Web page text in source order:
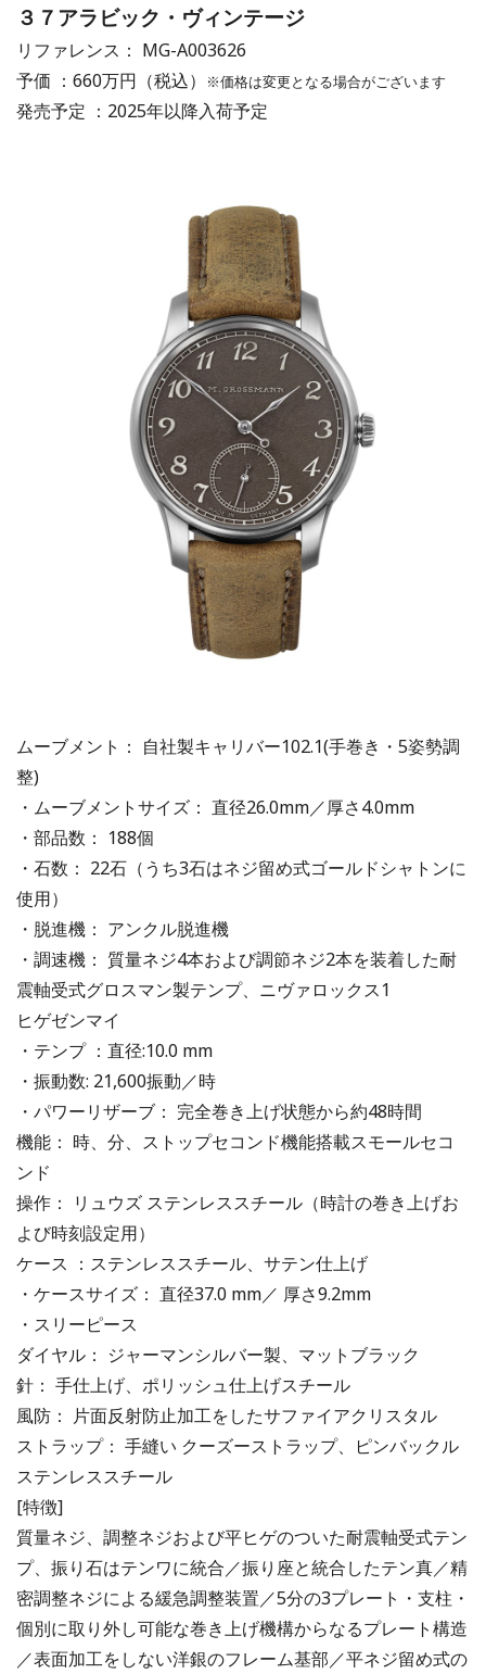
３７アラビック・ヴィンテージ
リファレンス： MG-A003626
予価 ：660万円（税込）
※価格は変更となる場合がございます
発売予定 ：2025年以降入荷予定
ムーブメント： 自社製キャリバー102.1(手巻き・5姿勢調
整)
・ムーブメントサイズ： 直径26.0mm／厚さ4.0mm
・部品数： 188個
・石数： 22石（うち3石はネジ留め式ゴールドシャトンに
使用）
・脱進機： アンクル脱進機
・調速機： 質量ネジ4本および調節ネジ2本を装着した耐
震軸受式グロスマン製テンプ、ニヴァロックス1
ヒゲゼンマイ
・テンプ ：直径:10.0 mm
・振動数: 21,600振動／時
・パワーリザーブ： 完全巻き上げ状態から約48時間
機能： 時、分、ストップセコンド機能搭載スモールセコ
ンド
操作： リュウズ ステンレススチール（時計の巻き上げお
よび時刻設定用）
ケース ：ステンレススチール、サテン仕上げ
・ケースサイズ： 直径37.0 mm／ 厚さ9.2mm
・スリーピース
ダイヤル： ジャーマンシルバー製、マットブラック
針： 手仕上げ、ポリッシュ仕上げスチール
風防： 片面反射防止加工をしたサファイアクリスタル
ストラップ： 手縫い クーズーストラップ、ピンバックル
ステンレススチール
[特徴]
質量ネジ、調整ネジおよび平ヒゲのついた耐震軸受式テン
プ、振り石はテンワに統合／振り座と統合したテン真／精
密調整ネジによる緩急調整装置／5分の3プレート・支柱・
個別に取り外し可能な巻き上げ機構からなるプレート構造
／表面加工をしない洋銀のフレーム基部／平ネジ留め式の